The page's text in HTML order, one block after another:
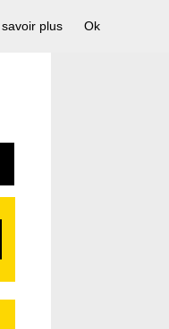
savoir plus Ok